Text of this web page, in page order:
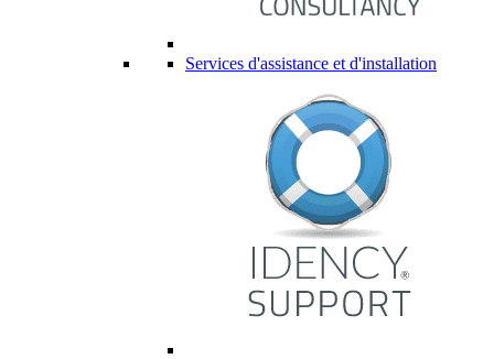
Services d'assistance et d'installation